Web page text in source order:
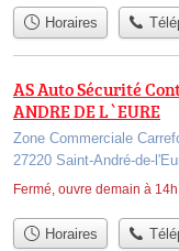
Horaires
AS Auto Sécurité
ANDRE DE L`EURE
Zone Commerciale
27220 Saint-André-de-
Fermé, ouvre demain à 14h
Horaires